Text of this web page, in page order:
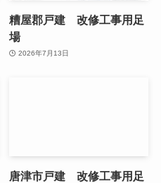
糟屋郡戸建 改修工事用足
場
2026年7月13日
唐津市戸建 改修工事用足